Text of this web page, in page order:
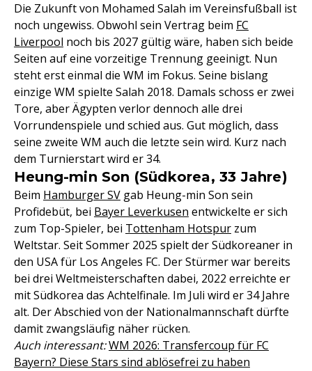
Die Zukunft von Mohamed Salah im Vereinsfußball ist
noch ungewiss. Obwohl sein Vertrag beim FC
Liverpool noch bis 2027 gültig wäre, haben sich beide
Seiten auf eine vorzeitige Trennung geeinigt. Nun
steht erst einmal die WM im Fokus. Seine bislang
einzige WM spielte Salah 2018. Damals schoss er zwei
Tore, aber Ägypten verlor dennoch alle drei
Vorrundenspiele und schied aus. Gut möglich, dass
seine zweite WM auch die letzte sein wird. Kurz nach
dem Turnierstart wird er 34.
Heung-min Son (Südkorea, 33 Jahre)
Beim Hamburger SV gab Heung-min Son sein
Profidebüt, bei Bayer Leverkusen entwickelte er sich
zum Top-Spieler, bei Tottenham Hotspur zum
Weltstar. Seit Sommer 2025 spielt der Südkoreaner in
den USA für Los Angeles FC. Der Stürmer war bereits
bei drei Weltmeisterschaften dabei, 2022 erreichte er
mit Südkorea das Achtelfinale. Im Juli wird er 34 Jahre
alt. Der Abschied von der Nationalmannschaft dürfte
damit zwangsläufig näher rücken.
Auch interessant:WM 2026: Transfercoup für FC
Bayern? Diese Stars sind ablösefrei zu haben